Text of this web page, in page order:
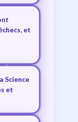
et
Science
et